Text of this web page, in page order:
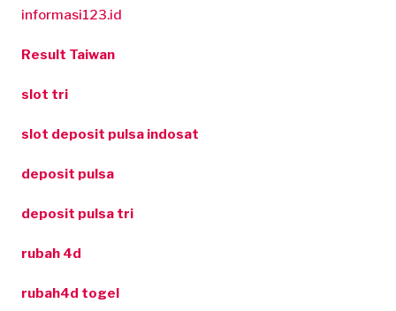
informasi123.id
Result Taiwan
slot tri
slot deposit pulsa indosat
deposit pulsa
deposit pulsa tri
rubah 4d
rubah4d togel